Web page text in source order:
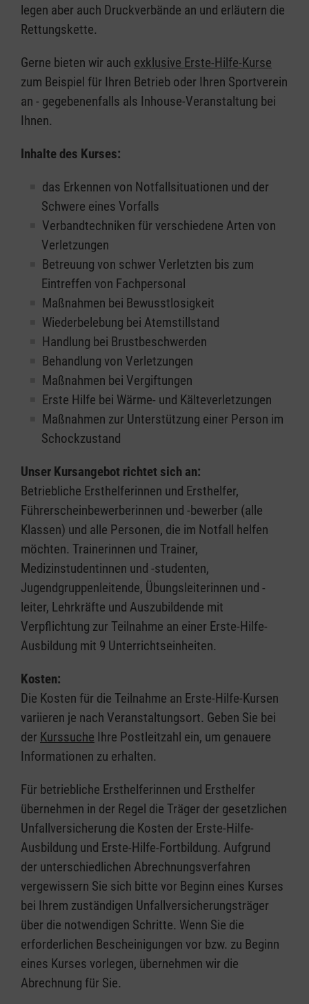
legen aber auch Druckverbände an und erläutern die
Rettungskette.
Gerne bieten wir auch exklusive Erste-Hilfe-Kurse
zum Beispiel für Ihren Betrieb oder Ihren Sportverein
an - gegebenenfalls als Inhouse-Veranstaltung bei
Ihnen.
Inhalte des Kurses:
das Erkennen von Notfallsituationen und der
Schwere eines Vorfalls
Verbandtechniken für verschiedene Arten von
Verletzungen
Betreuung von schwer Verletzten bis zum
Eintreffen von Fachpersonal
Maßnahmen bei Bewusstlosigkeit
Wiederbelebung bei Atemstillstand
Handlung bei Brustbeschwerden
Behandlung von Verletzungen
Maßnahmen bei Vergiftungen
Erste Hilfe bei Wärme- und Kälteverletzungen
Maßnahmen zur Unterstützung einer Person im
Schockzustand
Unser Kursangebot richtet sich an:
Betriebliche Ersthelferinnen und Ersthelfer,
Führerscheinbewerberinnen und -bewerber (alle
Klassen) und alle Personen, die im Notfall helfen
möchten. Trainerinnen und Trainer,
Medizinstudentinnen und -studenten,
Jugendgruppenleitende, Übungsleiterinnen und -
leiter, Lehrkräfte und Auszubildende mit
Verpflichtung zur Teilnahme an einer Erste-Hilfe-
Ausbildung mit 9 Unterrichtseinheiten.
Kosten:
Die Kosten für die Teilnahme an Erste-Hilfe-Kursen
variieren je nach Veranstaltungsort. Geben Sie bei
der Kurssuche Ihre Postleitzahl ein, um genauere
Informationen zu erhalten.
Für betriebliche Ersthelferinnen und Ersthelfer
übernehmen in der Regel die Träger der gesetzlichen
Unfallversicherung die Kosten der Erste-Hilfe-
Ausbildung und Erste-Hilfe-Fortbildung. Aufgrund
der unterschiedlichen Abrechnungsverfahren
vergewissern Sie sich bitte vor Beginn eines Kurses
bei Ihrem zuständigen Unfallversicherungsträger
über die notwendigen Schritte. Wenn Sie die
erforderlichen Bescheinigungen vor bzw. zu Beginn
eines Kurses vorlegen, übernehmen wir die
Abrechnung für Sie.